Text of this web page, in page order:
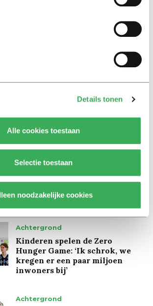
Details tonen
Alle cookies toestaan
Selectie toestaan
noodzakelijke cookies
dan anderhalf uur buiten in de kou
bedreigingen en desinformatie:
ivoren toren uit’
Achtergrond
Kinderen spelen de Zero
Hunger Game: ‘Ik schrok, we
kregen er een paar miljoen
inwoners bij’
Achtergrond